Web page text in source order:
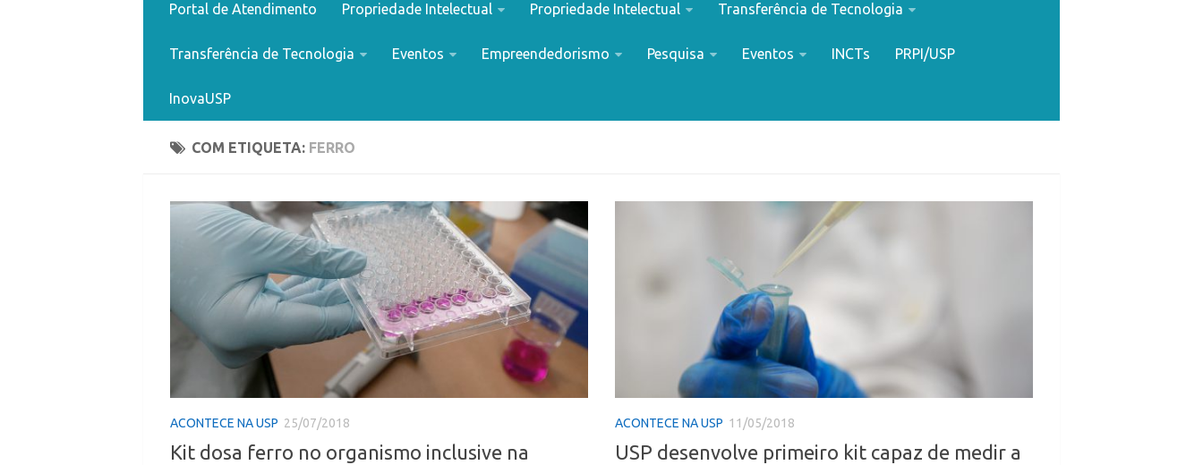
Portal de Atendimento Propriedade Intelectual Propriedade Intelectual Transferência de Tecnologia
Transferência de Tecnologia Eventos Empreendedorismo Pesquisa Eventos INCTs PRPI/USP
InovaUSP
COM ETIQUETA: FERRO
ACONTECE NA USP 25/07/2018
Kit dosa ferro no organismo inclusive na
ACONTECE NA USP 11/05/2018
USP desenvolve primeiro kit capaz de medir a